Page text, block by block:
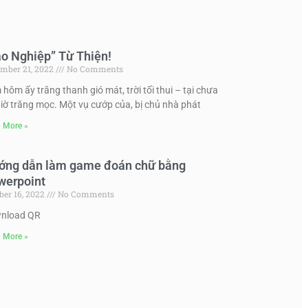
Nghiệp” Từ Thiện!
21, 2022
No Comments
hôm ấy trăng thanh gió mát, trời tối thui – tại chưa
trăng mọc. Một vụ cướp của, bị chủ nhà phát
More »
dẫn làm game đoán chữ bằng
16, 2022
No Comments
QR
More »